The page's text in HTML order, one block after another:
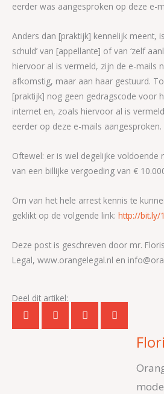
eerder was aangesproken op deze e-
Anders dan [praktijk] kennelijk meent,
schuld’ van [appellante] of van ‘zelf
hiervoor al is vermeld, zijn de e-mails
afkomstig, maar aan haar gestuurd.
[praktijk] nog geen gedragscode voor
internet en, zoals hiervoor al is
eerder op deze e-mails aangesproken.
Oftewel: er is wel degelijke voldoende
van een billijke vergoeding van €
Om van het hele arrest kennis te
geklikt op de volgende link: http://bit.ly/
Deze post is geschreven door mr.
Legal, www.orangelegal.nl en
Deel dit artikel: